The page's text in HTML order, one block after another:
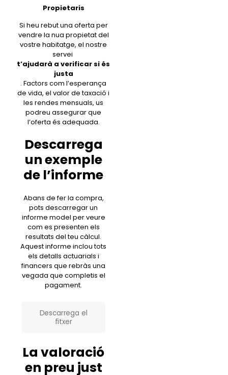
Propietaris
Si heu rebut una oferta per
vendre la nua propietat del
vostre habitatge, el nostre
servei
t’ajudarà a verificar si és
justa
. Factors com l’esperança
de vida, el valor de taxació i
les rendes mensuals, us
podreu assegurar que
l’oferta és adequada.
Descarrega
un exemple
de l’informe
Abans de fer la compra,
pots descarregar un
informe model per veure
com es presenten els
resultats del teu càlcul.
Aquest informe inclou tots
els detalls actuarials i
financers que rebràs una
vegada que completis el
pagament.
Descarrega el
fitxer
La valoració
en preu just